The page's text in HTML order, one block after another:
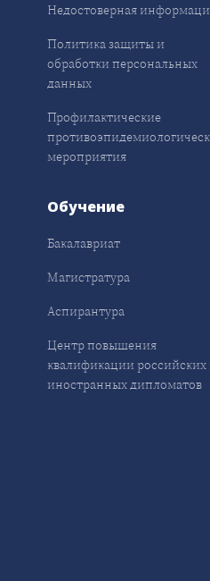
Недостоверная
Политика защиты и
обработки персональных
данных
Профилактические
мероприятия
Обучение
Бакалавриат
Магистратура
Аспирантура
Центр повышения
квалификации российских
иностранных дипломатов